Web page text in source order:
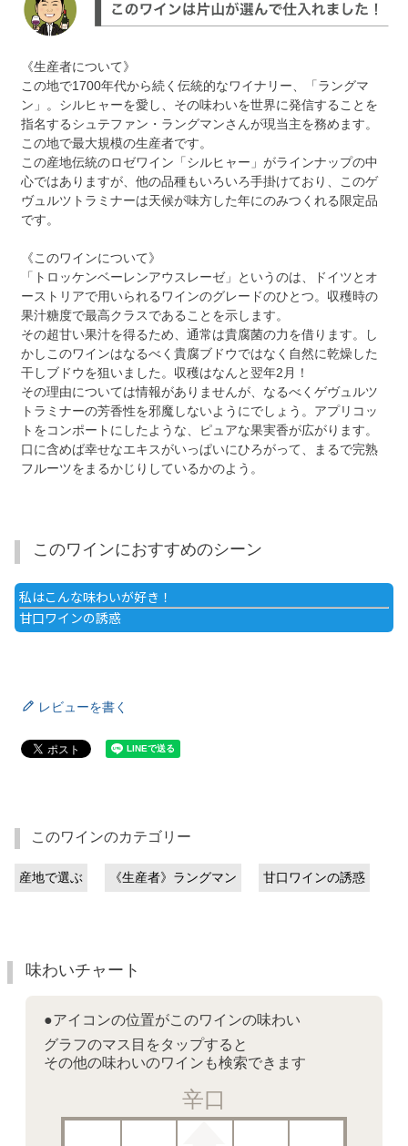
《生産者について》
この地で1700年代から続く伝統的なワイナリー、「ラングマ
ン」。シルヒャーを愛し、その味わいを世界に発信することを
指名するシュテファン・ラングマンさんが現当主を務めます。
この地で最大規模の生産者です。
この産地伝統のロゼワイン「シルヒャー」がラインナップの中
心ではありますが、他の品種もいろいろ手掛けており、このゲ
ヴュルツトラミナーは天候が味方した年にのみつくれる限定品
です。
《このワインについて》
「トロッケンベーレンアウスレーゼ」というのは、ドイツとオ
ーストリアで用いられるワインのグレードのひとつ。収穫時の
果汁糖度で最高クラスであることを示します。
その超甘い果汁を得るため、通常は貴腐菌の力を借ります。し
かしこのワインはなるべく貴腐ブドウではなく自然に乾燥した
干しブドウを狙いました。収穫はなんと翌年2月！
その理由については情報がありませんが、なるべくゲヴュルツ
トラミナーの芳香性を邪魔しないようにでしょう。アプリコッ
トをコンポートにしたような、ピュアな果実香が広がります。
口に含めば幸せなエキスがいっぱいにひろがって、まるで完熟
フルーツをまるかじりしているかのよう。
このワインにおすすめのシーン
私はこんな味わいが好き！
甘口ワインの誘惑
レビューを書く
このワインのカテゴリー
産地で選ぶ 《生産者》ラングマン 甘口ワインの誘惑
味わいチャート
●アイコンの位置がこのワインの味わい
グラフのマス目をタップすると
その他の味わいのワインも検索できます
辛口